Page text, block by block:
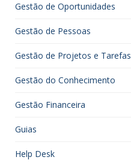
Gestão de Oportunidades
Gestão de Pessoas
Gestão de Projetos e Tarefas
Gestão do Conhecimento
Gestão Financeira
Guias
Help Desk